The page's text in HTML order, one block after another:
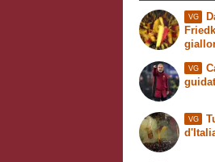
VG
VG
VG